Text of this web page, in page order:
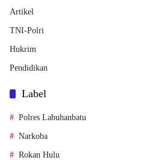
Artikel
TNI-Polri
Hukrim
Pendidikan
Label
Polres Labuhanbatu
Narkoba
Rokan Hulu